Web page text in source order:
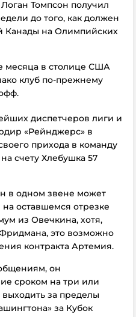
Томпсон получил
до того, как должен
Канады на Олимпийских
месяца в столице США
клуб по-прежнему
диспетчеров лиги и
«Рейнджерс» в
прихода в команду
счету Хлебушка 57
в одном звене может
оставшемся отрезке
из Овечкина, хотя,
это возможно
контракта Артемия.
он
сроком на три или
за пределы
за Кубок